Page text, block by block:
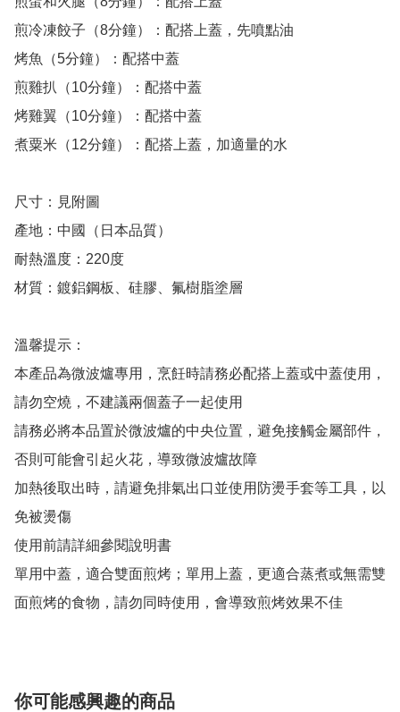
煎冷凍餃子（8分鐘）：配搭上蓋，先噴點油
烤魚（5分鐘）：配搭中蓋
煎雞扒（10分鐘）：配搭中蓋
烤雞翼（10分鐘）：配搭中蓋
煮粟米（12分鐘）：配搭上蓋，加適量的水
尺寸：見附圖
產地：中國（日本品質）
耐熱溫度：220度
材質：鍍鋁鋼板、硅膠、氟樹脂塗層
溫馨提示：
本產品為微波爐專用，烹飪時請務必配搭上蓋或中蓋使用，
請勿空燒，不建議兩個蓋子一起使用
請務必將本品置於微波爐的中央位置，避免接觸金屬部件，
否則可能會引起火花，導致微波爐故障
加熱後取出時，請避免排氣出口並使用防燙手套等工具，以
免被燙傷
使用前請詳細參閱說明書
單用中蓋，適合雙面煎烤；單用上蓋，更適合蒸煮或無需雙
面煎烤的食物，請勿同時使用，會導致煎烤效果不佳
你可能感興趣的商品